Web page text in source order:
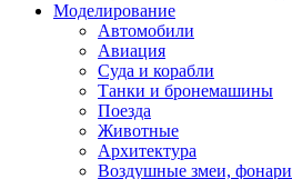
Моделирование
Автомобили
Авиация
Суда и корабли
Танки и бронемашины
Поезда
Животные
Архитектура
Воздушные змеи, фонари